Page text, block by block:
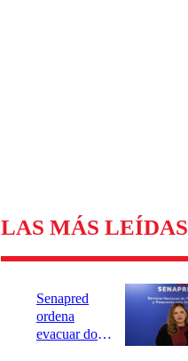
LAS MÁS LEÍDAS
Senapred
ordena
evacuar dos